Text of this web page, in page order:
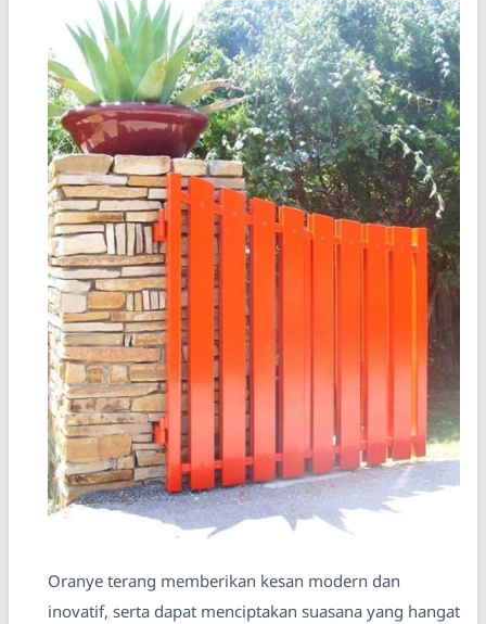
Oranye terang memberikan kesan modern dan
inovatif, serta dapat menciptakan suasana yang hangat